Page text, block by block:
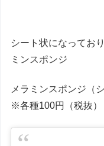
シート状になってお
ミンスポンジ
メラミンスポンジ（
※各種100円（税抜）